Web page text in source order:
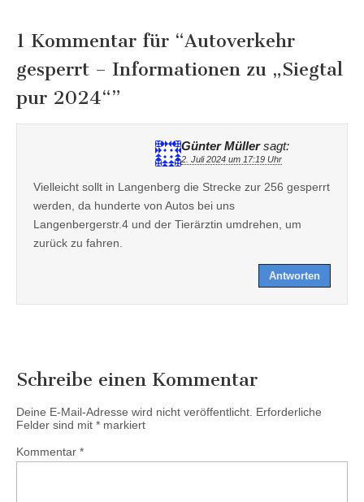
1 Kommentar für “Autoverkehr
gesperrt – Informationen zu „Siegtal
pur 2024“”
Günter Müller sagt:
2. Juli 2024 um 17:19 Uhr
Vielleicht sollt in Langenberg die Strecke zur 256 gesperrt
werden, da hunderte von Autos bei uns
Langenbergerstr.4 und der Tierärztin umdrehen, um
zurück zu fahren.
Antworten
Schreibe einen Kommentar
Deine E-Mail-Adresse wird nicht veröffentlicht. Erforderliche
Felder sind mit * markiert
Kommentar *